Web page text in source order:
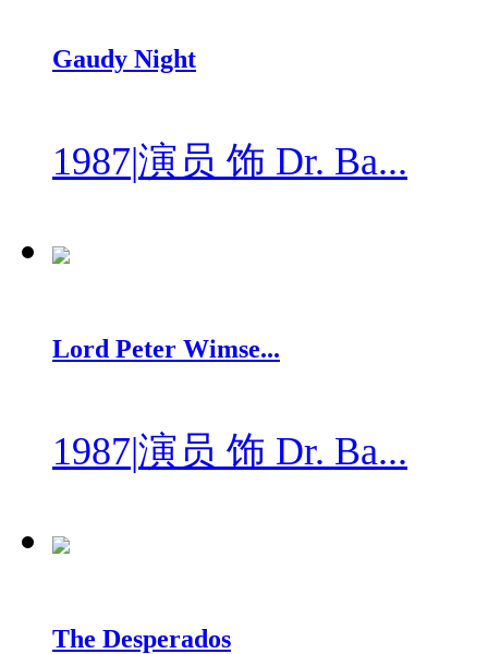
Gaudy Night
1987|演员 饰 Dr. Ba...
Lord Peter Wimse...
1987|演员 饰 Dr. Ba...
The Desperados